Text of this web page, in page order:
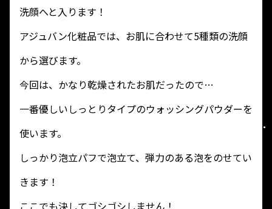
洗顔へと入ります！
アジュバン化粧品では、お肌に合わせて5種類の洗顔
から選びます。
今回は、かなり乾燥されたお肌だったので…
一番優しいしっとりタイプのウォッシングパウダーを
使います。
しっかり泡立パフで泡立て、弾力のある泡をのせてい
きます！
ここでも決してゴシゴシしません！